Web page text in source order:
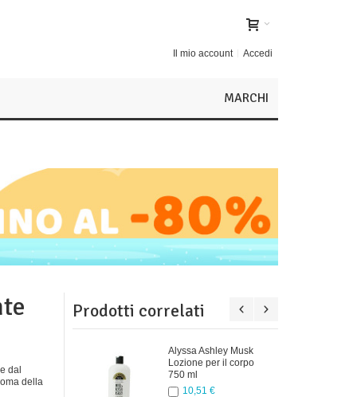
Il mio account Accedi
MARCHI
dal
della
Prodotti correlati
Alyssa Ashley Musk
Lozione per il corpo
750 ml
10,51 €